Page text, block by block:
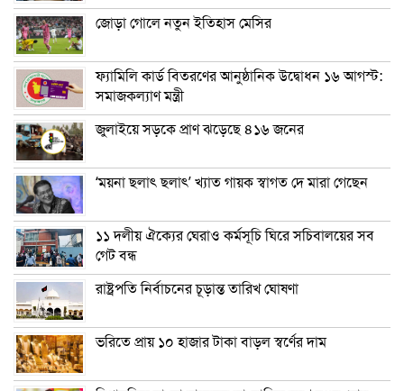
জোড়া গোলে নতুন ইতিহাস মেসির
ফ্যামিলি কার্ড বিতরণের আনুষ্ঠানিক উদ্বোধন ১৬ আগস্ট:
সমাজকল্যাণ মন্ত্রী
জুলাইয়ে সড়কে প্রাণ ঝড়েছে ৪১৬ জনের
‘ময়না ছলাৎ ছলাৎ’ খ্যাত গায়ক স্বাগত দে মারা গেছেন
১১ দলীয় ঐক্যের ঘেরাও কর্মসূচি ঘিরে সচিবালয়ের সব
গেট বন্ধ
রাষ্ট্রপতি নির্বাচনের চূড়ান্ত তারিখ ঘোষণা
ভরিতে প্রায় ১০ হাজার টাকা বাড়ল স্বর্ণের দাম